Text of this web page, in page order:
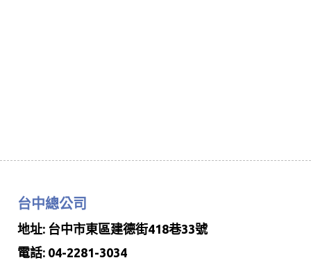
台中總公司
地址: 台中市東區建德街418巷33號
電話: 04-2281-3034